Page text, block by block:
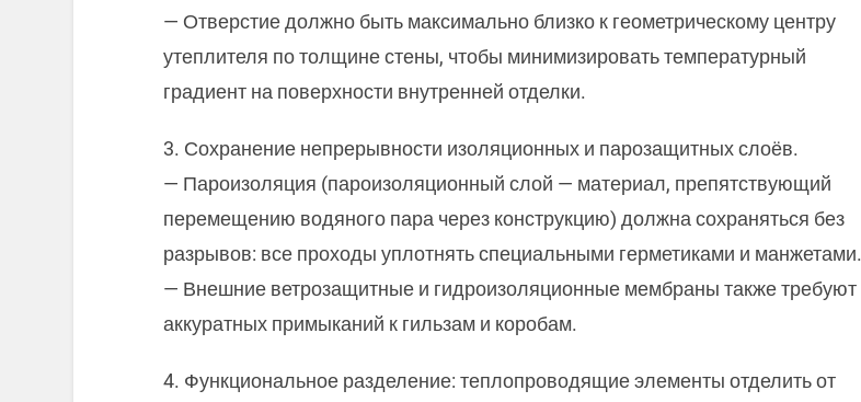
— Отверстие должно быть максимально близко к геометрическому центру
утеплителя по толщине стены, чтобы минимизировать температурный
градиент на поверхности внутренней отделки.
3. Сохранение непрерывности изоляционных и парозащитных слоёв.
— Пароизоляция (пароизоляционный слой — материал, препятствующий
перемещению водяного пара через конструкцию) должна сохраняться без
разрывов: все проходы уплотнять специальными герметиками и манжетами.
— Внешние ветрозащитные и гидроизоляционные мембраны также требуют
аккуратных примыканий к гильзам и коробам.
4. Функциональное разделение: теплопроводящие элементы отделить от